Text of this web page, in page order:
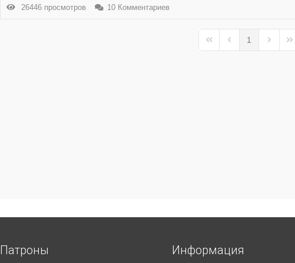
26446 просмотров 10 Комментариев
First PagePrevious Page
1
Next
Патроны Информация